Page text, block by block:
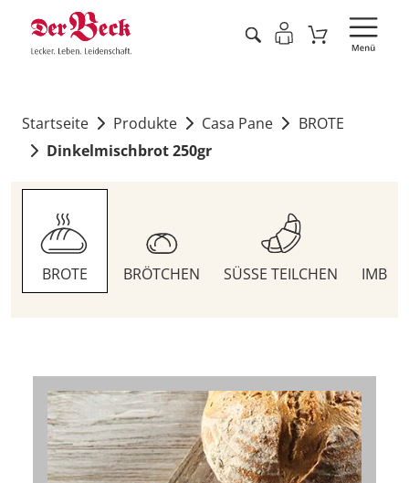
Startseite Produkte Casa Pane
BROTE
Dinkelmischbrot 250gr
BROTE BRÖTCHEN SÜSSE TEILCHEN